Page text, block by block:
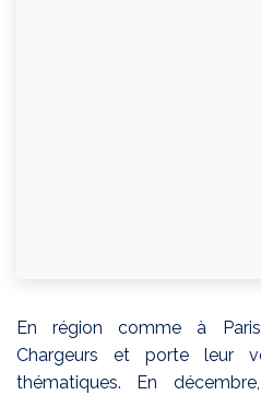
En région comme à
Chargeurs et porte leur
thématiques. En